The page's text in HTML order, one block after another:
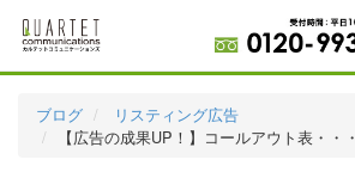
料金表
ブログ
リスティング広告
【広告の成果UP！】コールアウト表・・・